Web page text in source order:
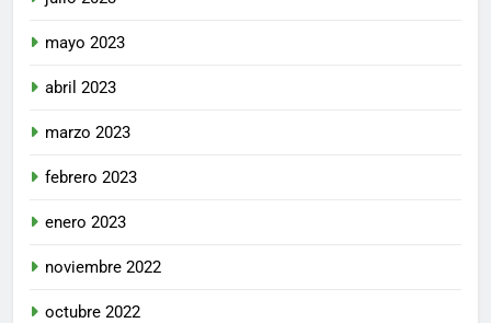
mayo 2023
abril 2023
marzo 2023
febrero 2023
enero 2023
noviembre 2022
octubre 2022